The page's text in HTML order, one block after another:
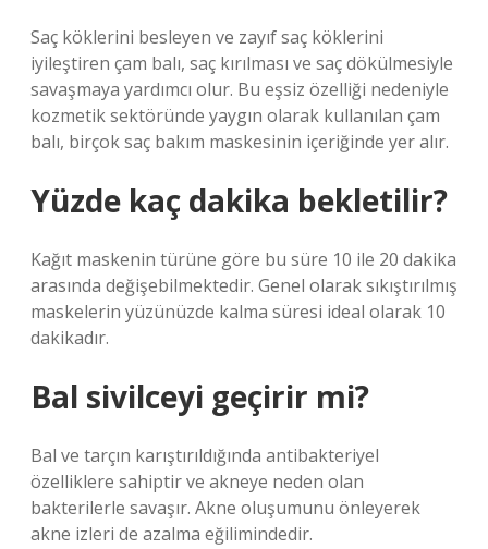
Saç köklerini besleyen ve zayıf saç köklerini
iyileştiren çam balı, saç kırılması ve saç dökülmesiyle
savaşmaya yardımcı olur. Bu eşsiz özelliği nedeniyle
kozmetik sektöründe yaygın olarak kullanılan çam
balı, birçok saç bakım maskesinin içeriğinde yer alır.
Yüzde kaç dakika bekletilir?
Kağıt maskenin türüne göre bu süre 10 ile 20 dakika
arasında değişebilmektedir. Genel olarak sıkıştırılmış
maskelerin yüzünüzde kalma süresi ideal olarak 10
dakikadır.
Bal sivilceyi geçirir mi?
Bal ve tarçın karıştırıldığında antibakteriyel
özelliklere sahiptir ve akneye neden olan
bakterilerle savaşır. Akne oluşumunu önleyerek
akne izleri de azalma eğilimindedir.